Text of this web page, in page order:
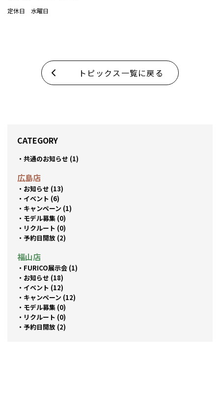
定休日 水曜日
トピックス一覧に戻る
CATEGORY
共通のお知らせ (1)
広島店
お知らせ (13)
イベント (6)
キャンペーン (1)
モデル募集 (0)
リクルート (0)
予約日開放 (2)
福山店
FURICO展示会 (1)
お知らせ (18)
イベント (12)
キャンペーン (12)
モデル募集 (0)
リクルート (0)
予約日開放 (2)